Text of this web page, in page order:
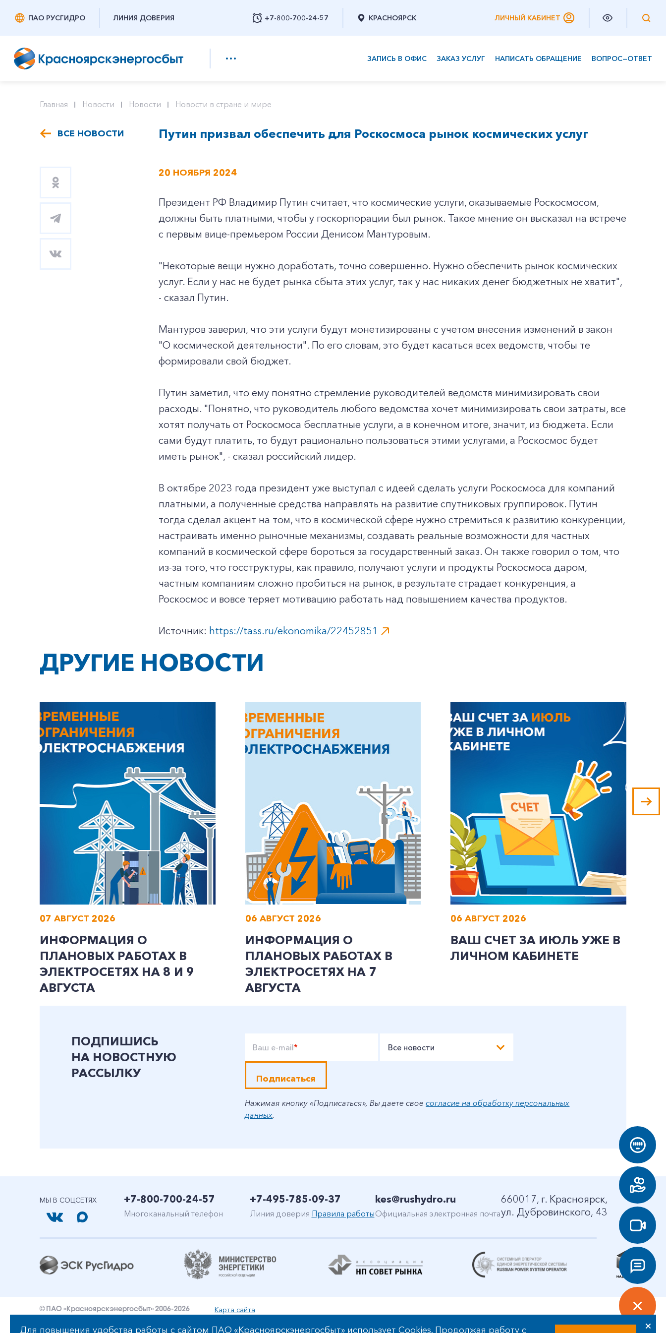
ПАО РУСГИДРО ЛИНИЯ ДОВЕРИЯ +7-800-700-24-57
Заказать обратный звонок
КРАСНОЯРСК ЛИЧНЫЙ КАБИНЕТ
ЗАПИСЬ В ОФИС ЗАКАЗ УСЛУГ НАПИСАТЬ ОБРАЩЕНИЕ ВОПРОС—ОТВЕТ
Корпоративным клиентам
Главная Новости Новости Новости в стране и мире
ВСЕ НОВОСТИ Путин призвал обеспечить для Роскосмоса рынок космических услуг
20 НОЯБРЯ 2024
Президент РФ Владимир Путин считает, что космические услуги, оказываемые Роскосмосом,
должны быть платными, чтобы у госкорпорации был рынок. Такое мнение он высказал на встрече
с первым вице-премьером России Денисом Мантуровым.
"Некоторые вещи нужно доработать, точно совершенно. Нужно обеспечить рынок космических
услуг. Если у нас не будет рынка сбыта этих услуг, так у нас никаких денег бюджетных не хватит",
- сказал Путин.
Мантуров заверил, что эти услуги будут монетизированы с учетом внесения изменений в закон
"О космической деятельности". По его словам, это будет касаться всех ведомств, чтобы те
формировали свой бюджет.
Путин заметил, что ему понятно стремление руководителей ведомств минимизировать свои
расходы. "Понятно, что руководитель любого ведомства хочет минимизировать свои затраты, все
хотят получать от Роскосмоса бесплатные услуги, а в конечном итоге, значит, из бюджета. Если
сами будут платить, то будут рационально пользоваться этими услугами, а Роскосмос будет
иметь рынок", - сказал российский лидер.
В октябре 2023 года президент уже выступал с идеей сделать услуги Роскосмоса для компаний
платными, а полученные средства направлять на развитие спутниковых группировок. Путин
тогда сделал акцент на том, что в космической сфере нужно стремиться к развитию конкуренции,
настраивать именно рыночные механизмы, создавать реальные возможности для частных
компаний в космической сфере бороться за государственный заказ. Он также говорил о том, что
из-за того, что госструктуры, как правило, получают услуги и продукты Роскосмоса даром,
частным компаниям сложно пробиться на рынок, в результате страдает конкуренция, а
Роскосмос и вовсе теряет мотивацию работать над повышением качества продуктов.
Источник: https://tass.ru/ekonomika/22452851
ДРУГИЕ НОВОСТИ
07 АВГУСТ 2026
ИНФОРМАЦИЯ О
ПЛАНОВЫХ РАБОТАХ В
ЭЛЕКТРОСЕТЯХ НА 8 И 9
АВГУСТА
06 АВГУСТ 2026
ИНФОРМАЦИЯ О
ПЛАНОВЫХ РАБОТАХ В
ЭЛЕКТРОСЕТЯХ НА 7
АВГУСТА
06 АВГУСТ 2026
ВАШ СЧЕТ ЗА ИЮЛЬ УЖЕ В
ЛИЧНОМ КАБИНЕТЕ
ПОДПИШИСЬ
НА НОВОСТНУЮ
РАССЫЛКУ
Ваш e-mail* Все новости
Подписаться
Нажимая кнопку «Подписаться», Вы даете своесогласие на обработку персональных
данных.
МЫ В СОЦСЕТЯХ +7-800-700-24-57
Многоканальный телефон
+7-495-785-09-37
Линия доверия Правила работы
kes@rushydro.ru
Официальная электронная почта
660017, г. Красноярск,
ул. Дубровинского, 43
© ПАО «Красноярскэнергосбыт» 2006-2026
Карта сайта
Уведомление об ответственности и праве интеллектуальной собственности
Для повышения удобства работы с сайтом ПАО «Красноярскэнергосбыт» использует Cookies. Продолжая работу с